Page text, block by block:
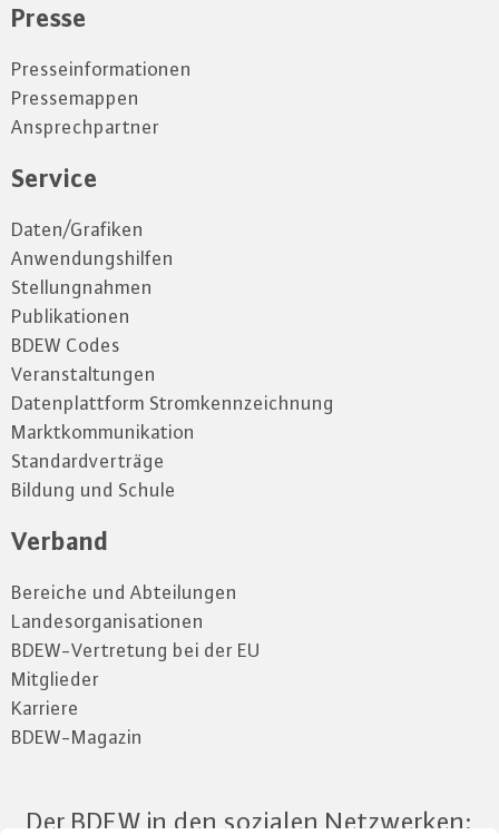
Presse
Presseinformationen
Pressemappen
Ansprechpartner
Service
Daten/Grafiken
Anwendungshilfen
Stellungnahmen
Publikationen
BDEW Codes
Veranstaltungen
Datenplattform Stromkennzeichnung
Marktkommunikation
Standardverträge
Bildung und Schule
Verband
Bereiche und Abteilungen
Landesorganisationen
BDEW-Vertretung bei der EU
Mitglieder
Karriere
BDEW-Magazin
Der BDEW in den sozialen Netzwerken: